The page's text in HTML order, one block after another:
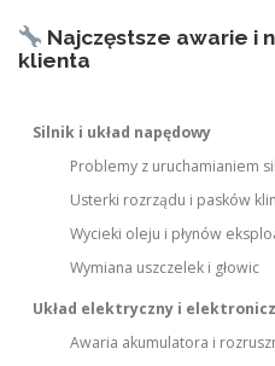
Najczęstsze awarie i
klienta
Silnik i układ napędowy
Problemy z uruchamianiem
Usterki rozrządu i pasków
Wycieki oleju i płynów
Wymiana uszczelek i głowic
Układ elektryczny i
Awaria akumulatora i